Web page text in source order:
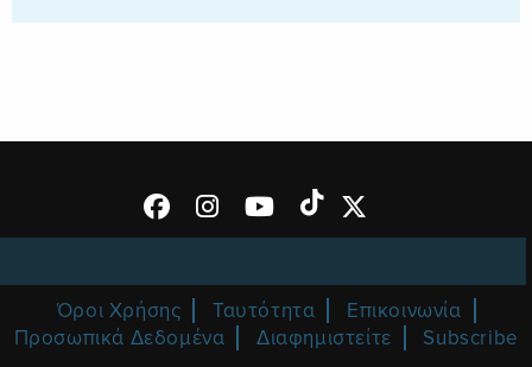
Όροι Χρήσης Ταυτότητα
Επικοινωνία
Προσωπικά Δεδομένα
Διαφημιστείτε Subscribe